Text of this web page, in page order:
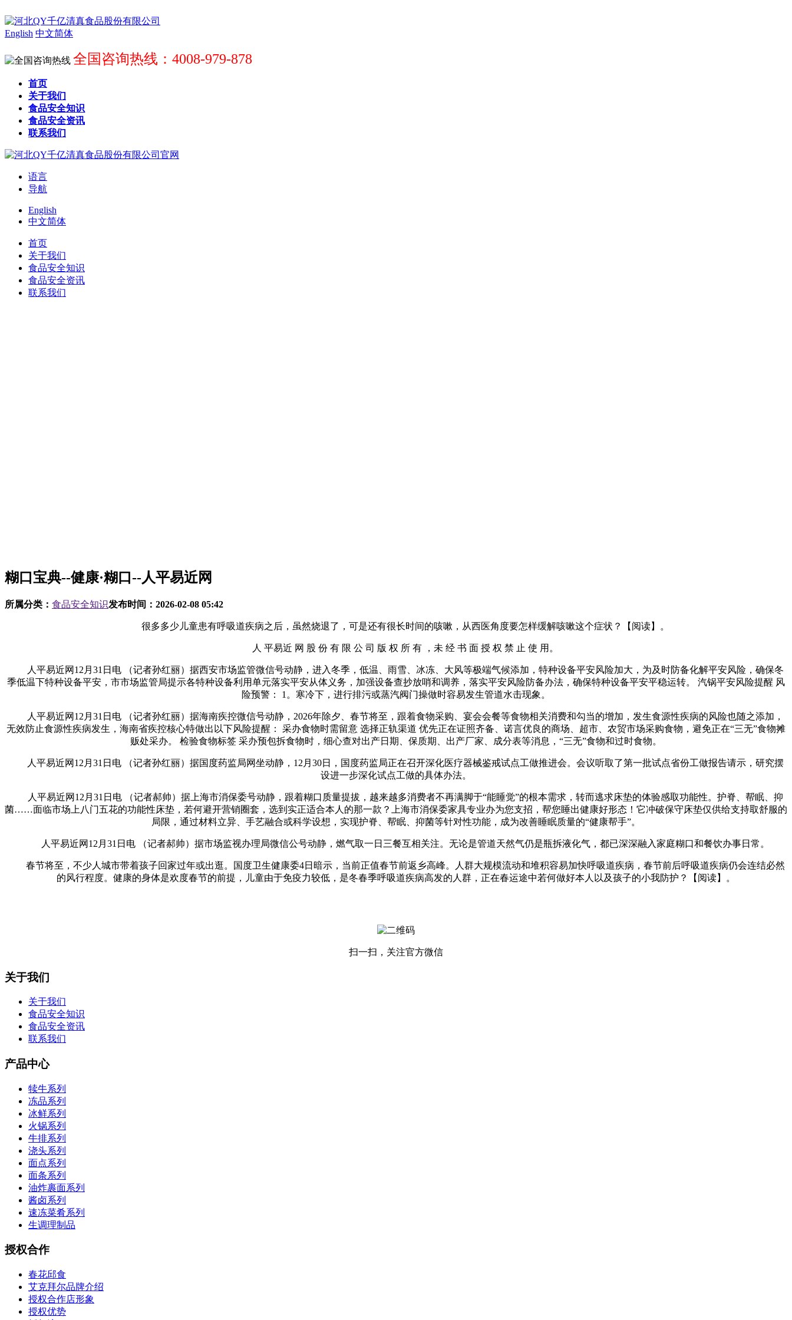
English 中文简体
全国咨询热线：4008-979-878
首页
关于我们
食品安全知识
食品安全资讯
联系我们
语言
导航
English
中文简体
首页
关于我们
食品安全知识
食品安全资讯
联系我们
糊口宝典--健康·糊口--人平易近网
所属分类： 食品安全知识发布时间： 2026-02-08 05:42
很多多少儿童患有呼吸道疾病之后，虽然烧退了，可是还有很长时间的咳嗽，从西医角度要怎样缓解咳嗽这个症状？【阅读】。
人 平易近 网 股 份 有 限 公 司 版 权 所 有 ，未 经 书 面 授 权 禁 止 使 用。
人平易近网12月31日电 （记者孙红丽）据西安市场监管微信号动静，进入冬季，低温、雨雪、冰冻、大风等极端气候添加，特种设备平安风险加大，为及时防备化解平安风险，确保冬
季低温下特种设备平安，市市场监管局提示各特种设备利用单元落实平安从体义务，加强设备查抄放哨和调养，落实平安风险防备办法，确保特种设备平安平稳运转。 汽锅平安风险提醒 风
险预警： 1。寒冷下，进行排污或蒸汽阀门操做时容易发生管道水击现象。
人平易近网12月31日电 （记者孙红丽）据海南疾控微信号动静，2026年除夕、春节将至，跟着食物采购、宴会会餐等食物相关消费和勾当的增加，发生食源性疾病的风险也随之添加，
无效防止食源性疾病发生，海南省疾控核心特做出以下风险提醒： 采办食物时需留意 选择正轨渠道 优先正在证照齐备、诺言优良的商场、超市、农贸市场采购食物，避免正在“三无”食物摊
贩处采办。 检验食物标签 采办预包拆食物时，细心查对出产日期、保质期、出产厂家、成分表等消息，“三无”食物和过时食物。
人平易近网12月31日电 （记者孙红丽）据国度药监局网坐动静，12月30日，国度药监局正在召开深化医疗器械鉴戒试点工做推进会。会议听取了第一批试点省份工做报告请示，研究摆
设进一步深化试点工做的具体办法。
人平易近网12月31日电 （记者郝帅）据上海市消保委号动静，跟着糊口质量提拔，越来越多消费者不再满脚于“能睡觉”的根本需求，转而逃求床垫的体验感取功能性。护脊、帮眠、抑
菌……面临市场上八门五花的功能性床垫，若何避开营销圈套，选到实正适合本人的那一款？上海市消保委家具专业办为您支招，帮您睡出健康好形态！它冲破保守床垫仅供给支持取舒服的
局限，通过材料立异、手艺融合或科学设想，实现护脊、帮眠、抑菌等针对性功能，成为改善睡眠质量的“健康帮手”。
人平易近网12月31日电 （记者郝帅）据市场监视办理局微信公号动静，燃气取一日三餐互相关注。无论是管道天然气仍是瓶拆液化气，都已深深融入家庭糊口和餐饮办事日常。
春节将至，不少人城市带着孩子回家过年或出逛。国度卫生健康委4日暗示，当前正值春节前返乡高峰。人群大规模流动和堆积容易加快呼吸道疾病，春节前后呼吸道疾病仍会连结必然
的风行程度。健康的身体是欢度春节的前提，儿童由于免疫力较低，是冬春季呼吸道疾病高发的人群，正在春运途中若何做好本人以及孩子的小我防护？【阅读】。
扫一扫，关注官方微信
关于我们
关于我们
食品安全知识
食品安全资讯
联系我们
产品中心
犊牛系列
冻品系列
冰鲜系列
火锅系列
牛排系列
浇头系列
面点系列
面条系列
油炸裹面系列
酱卤系列
速冻菜肴系列
生调理制品
授权合作
春花邱食
艾克拜尔品牌介绍
授权合作店形象
授权优势